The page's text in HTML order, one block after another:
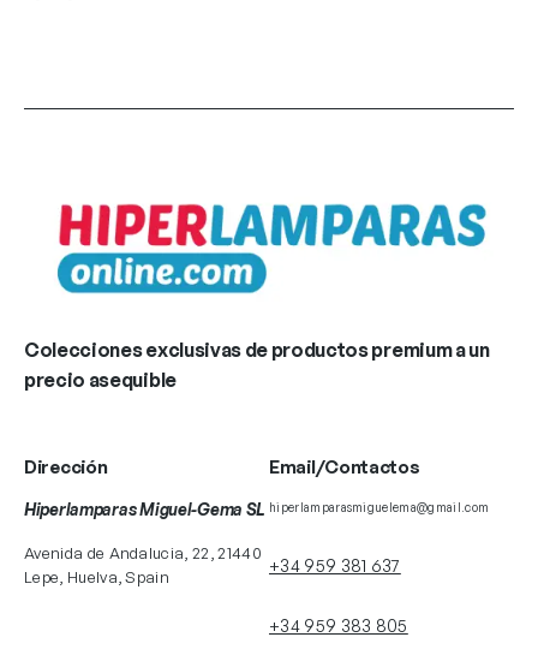
Colecciones exclusivas de productos premium a un
precio asequible
Dirección
Hiperlamparas Miguel-Gema SL
Avenida de Andalucia, 22, 21440
Lepe, Huelva, Spain
Email/Contactos
hiperlamparasmiguelema@gmail.com
+34 959 381 637
+34 959 383 805